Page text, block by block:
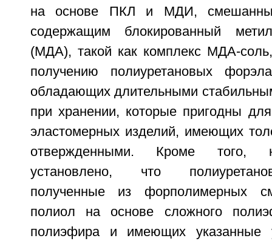
на основе ПКЛ и МДИ,
содержащим блокированный
(МДА), такой как комплекс МДА-
получению полиуретановых
обладающих длительными
при хранении, которые пригодны
эластомерных изделий, имеющих
отвержденными. Кроме того,
установлено, что
полученные из форполимерных
полиол на основе сложного
полиэфира и имеющих указанные